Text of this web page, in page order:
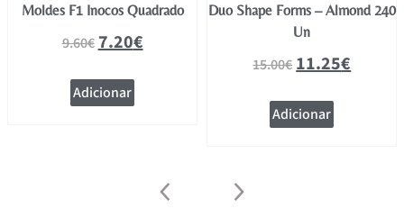
Moldes F1 Inocos Quadrado
9.60€7.20€
Adicionar
Duo Shape Forms – Almond 240
Un
15.00€11.25€
Adicionar